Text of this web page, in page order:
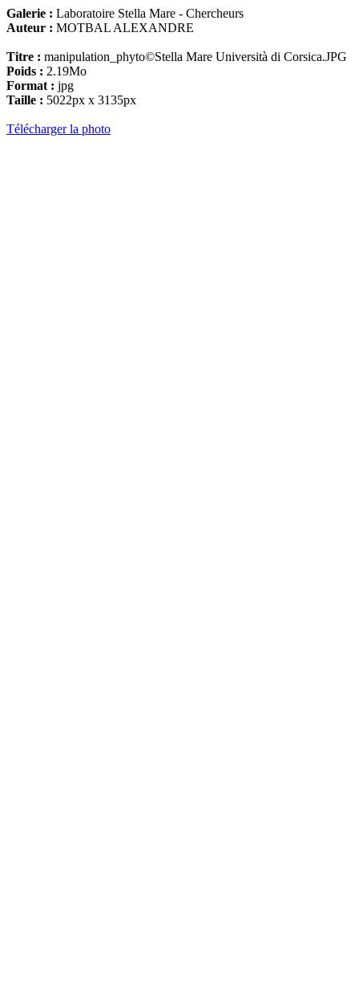
Galerie : Laboratoire Stella Mare - Chercheurs
Auteur : MOTBAL ALEXANDRE
Titre : manipulation_phyto©Stella Mare Università di Corsica.JPG
Poids : 2.19Mo
Format : jpg
Taille : 5022px x 3135px
Télécharger la photo